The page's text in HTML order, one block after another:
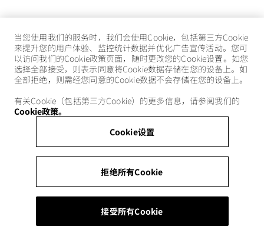
当您使用我们的服务时，我们会使用Cookie，包括第三方Cookie
来提升您的用户体验、监控统计数据并优化广告宣传活动。您可
以访问我们的Cookie政策页面，随时更改您的Cookie设置。如您
选择全部接受，则表示同意将Cookie数据存储在您的设备上。如
全部拒绝，则需经您同意的Cookie数据不会存储在您的设备上。
有关Cookie（包括第三方Cookie）的更多信息，请参阅我们的
Cookie政策。
Cookie设置
拒绝所有Cookie
接受所有Cookie